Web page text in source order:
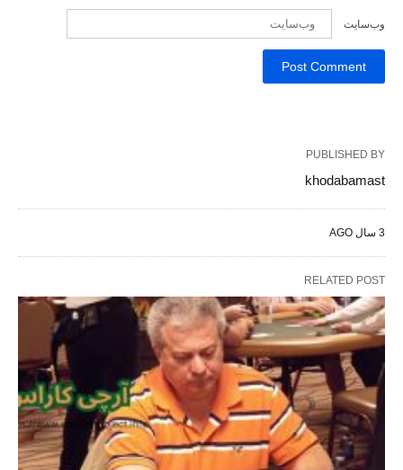
وب‌سایت
PUBLISHED BY
khodabamast
3 سال AGO
RELATED POST